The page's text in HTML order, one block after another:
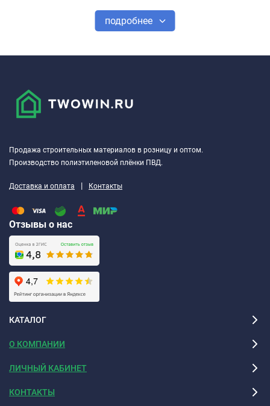
подробнее
Продажа строительных материалов в розницу и оптом.
Производство полиэтиленовой плёнки ПВД.
Доставка и оплата | Контакты
Отзывы о нас
КАТАЛОГ
О КОМПАНИИ
ЛИЧНЫЙ КАБИНЕТ
КОНТАКТЫ